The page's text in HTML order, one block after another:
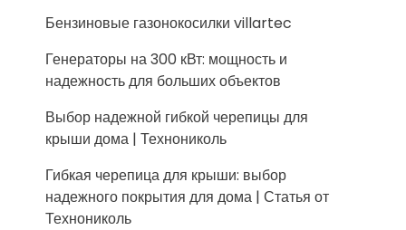
Бензиновые газонокосилки villartec
Генераторы на 300 кВт: мощность и
надежность для больших объектов
Выбор надежной гибкой черепицы для
крыши дома | Технониколь
Гибкая черепица для крыши: выбор
надежного покрытия для дома | Статья от
Технониколь